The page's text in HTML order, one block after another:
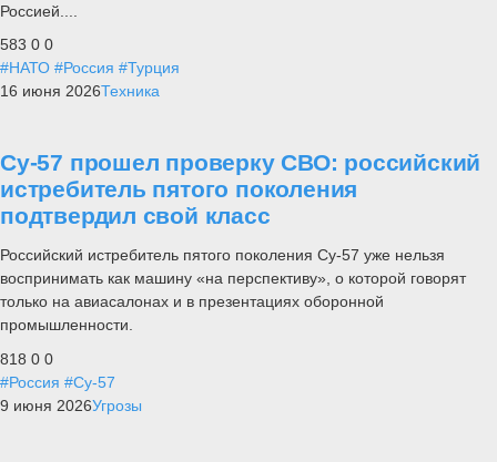
Россией....
583 0 0
#НАТО #Россия #Турция
16 июня 2026Техника
Су-57 прошел проверку СВО: российский
истребитель пятого поколения
подтвердил свой класс
Российский истребитель пятого поколения Су-57 уже нельзя
воспринимать как машину «на перспективу», о которой говорят
только на авиасалонах и в презентациях оборонной
промышленности.
818 0 0
#Россия #Су-57
9 июня 2026Угрозы